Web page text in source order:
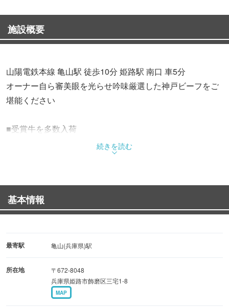
施設概要
山陽電鉄本線 亀山駅 徒歩10分 姫路駅 南口 車5分
オーナー自ら審美眼を光らせ吟味厳選した神戸ビーフをご
堪能ください
■受賞牛を多数入荷
黒毛和牛の中でも最高級である但馬牛の中から
更に厳しい諸条件に合格した牛だけが「神戸ビーフ（神戸
但馬牛の取扱もございます
■個室で優雅なひと時を
10名様までご利用いただける個室をご用意
■厳選食材多数
自慢の神戸ビーフをはじめ、生簀で管理する車海老、
大ぶりな天然黒鮑、ハンガリー産のフォアグラなどもご用
続きを読む
基本情報
最寄駅 亀山(兵庫県)駅
所在地
〒672-8048
兵庫県姫路市飾磨区三宅1-8
MAP